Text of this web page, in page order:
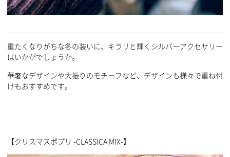
重たくなりがちな冬の装いに、キラリと輝くシルバーアクセサリー
はいかがでしょうか。
華奢なデザインや大振りのモチーフなど、デザインも様々で重ね付
けもおすすめです。
【クリスマスポプリ -CLASSICA MIX-】